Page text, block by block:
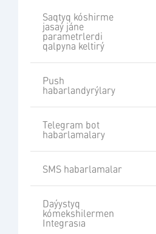
Saqtyq kóshirme
jasaý jáne
parametrlerdi
qalpyna keltirý
Push
habarlandyrýlary
Telegram bot
habarlamalary
SMS habarlamalar
Daýystyq
kómekshilermen
Integrasıa